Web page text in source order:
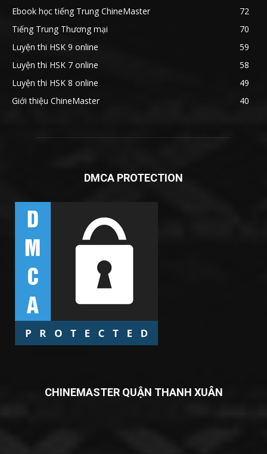
Ebook học tiếng Trung ChineMaster
72
Tiếng Trung Thương mại
70
Luyện thi HSK 9 online
59
Luyện thi HSK 7 online
58
Luyện thi HSK 8 online
49
Giới thiệu ChineMaster
40
DMCA PROTECTION
CHINEMASTER QUẬN THANH XUÂN